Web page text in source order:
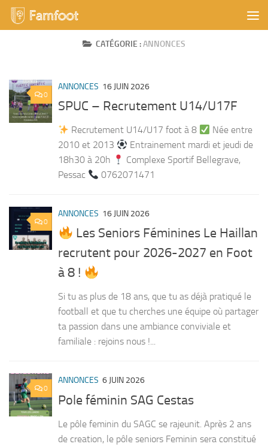
Skip to content
CATÉGORIE :ANNONCES
0
ANNONCES 16 JUIN 2026
SPUC – Recrutement U14/U17F
Recrutement U14/U17 foot à 8
Née entre
2010 et 2013
Entrainement mardi et jeudi de
18h30 à 20h
Complexe Sportif Bellegrave,
Pessac
0762071471
0
ANNONCES 16 JUIN 2026
Les Seniors Féminines Le Haillan
recrutent pour 2026-2027 en Foot
à 8 !
Si tu as plus de 18 ans, que tu as déjà pratiqué le
football et que tu cherches une équipe où partager
ta passion dans une ambiance conviviale et
familiale : rejoins nous !...
0
ANNONCES 6 JUIN 2026
Pole féminin SAG Cestas
Le pôle feminin du SAGC se rajeunit. Après 2 ans
de creation, le pôle seniors Feminin sera constitué